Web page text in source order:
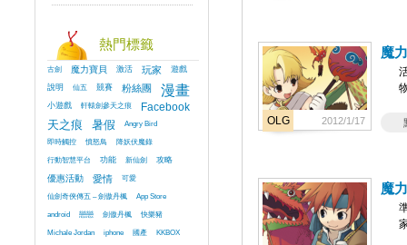
熱門標籤
古劍 魔力寶貝 激活 玩家
遊戲
說明
仙五 競賽 粉絲團 漫畫
小遊戲 軒轅劍參天之痕 Facebook
天之痕 暑假
Angry Bird
即時觸控
憤怒鳥
降妖伏魔錄
行動智慧平台
功能 新仙劍 攻略
優惠活動 愛情
可愛
仙劍奇俠傳五 – 劍傲丹楓
App Store
android
戀戀 劍傲丹楓
快樂豬
Michale Jordan
iphone 國產 KKBOX
OLG 2012/1/17
魔
魔